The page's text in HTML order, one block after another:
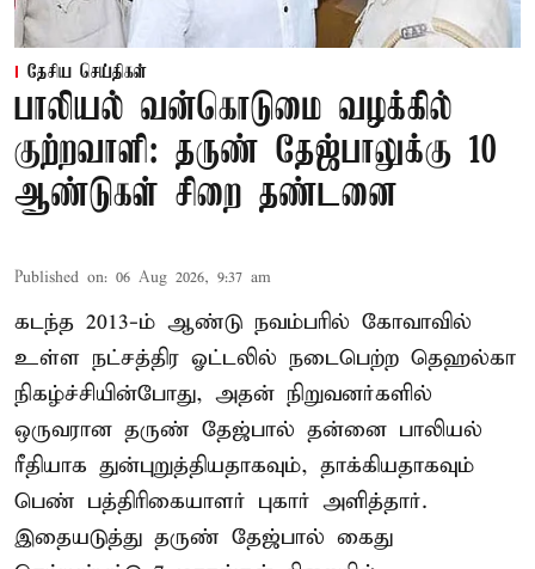
தேசிய செய்திகள்
பாலியல் வன்கொடுமை வழக்கில்
குற்றவாளி: தருண் தேஜ்பாலுக்கு 10
ஆண்டுகள் சிறை தண்டனை
Published on: 06 Aug 2026, 9:37 am
கடந்த 2013-ம் ஆண்டு நவம்பரில் கோவாவில்
உள்ள நட்சத்திர ஓட்டலில் நடைபெற்ற தெஹல்கா
நிகழ்ச்சியின்போது, அதன் நிறுவனர்களில்
ஒருவரான தருண் தேஜ்பால் தன்னை பாலியல்
ரீதியாக துன்புறுத்தியதாகவும், தாக்கியதாகவும்
பெண் பத்திரிகையாளர் புகார் அளித்தார்.
இதையடுத்து தருண் தேஜ்பால் கைது